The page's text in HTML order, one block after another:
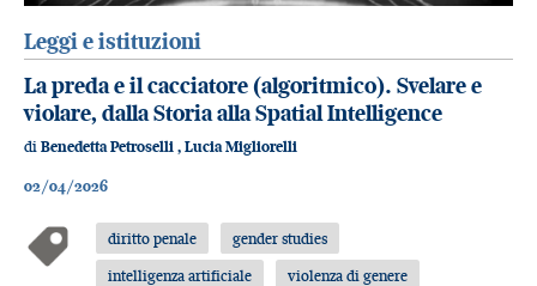
Leggi e istituzioni
La preda e il cacciatore (algoritmico). Svelare e
violare, dalla Storia alla Spatial Intelligence
di Benedetta Petroselli , Lucia Migliorelli
02/04/2026
diritto penale
gender studies
intelligenza artificiale
violenza di genere